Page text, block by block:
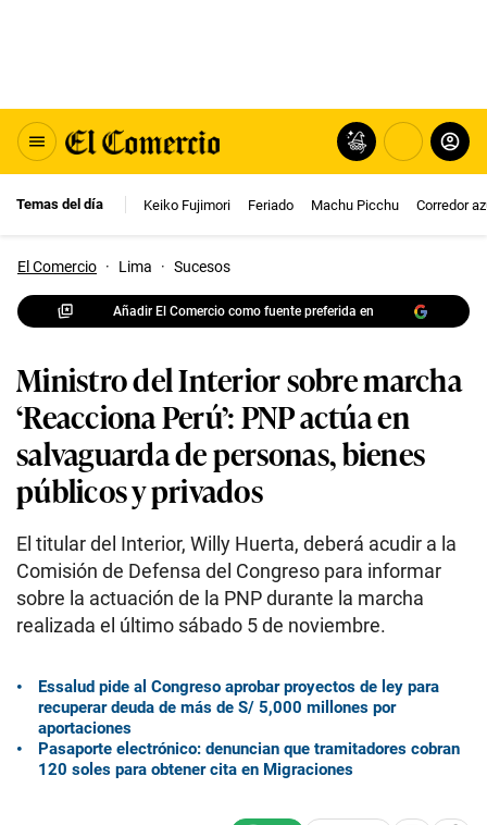
Temas del día Keiko Fujimori Feriado Machu Picchu Corredor
El Comercio · Lima · Sucesos
Añadir El Comercio como fuente preferida en
Ministro del Interior sobre marcha
‘Reacciona Perú’: PNP actúa en
salvaguarda de personas, bienes
públicos y privados
El titular del Interior, Willy Huerta, deberá acudir a la
Comisión de Defensa del Congreso para informar
sobre la actuación de la PNP durante la marcha
realizada el último sábado 5 de noviembre.
Essalud pide al Congreso aprobar proyectos de ley para
recuperar deuda de más de S/ 5,000 millones por
aportaciones
Pasaporte electrónico: denuncian que tramitadores cobran
120 soles para obtener cita en Migraciones